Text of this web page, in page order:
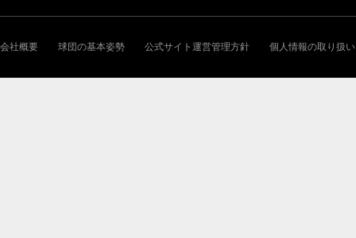
会社概要 球団の基本姿勢 公式サイト運営管理方針 個人情報の取り扱い